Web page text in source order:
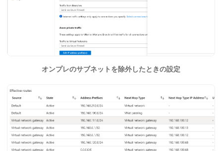
オンプレのサブネットを除外したときの設定